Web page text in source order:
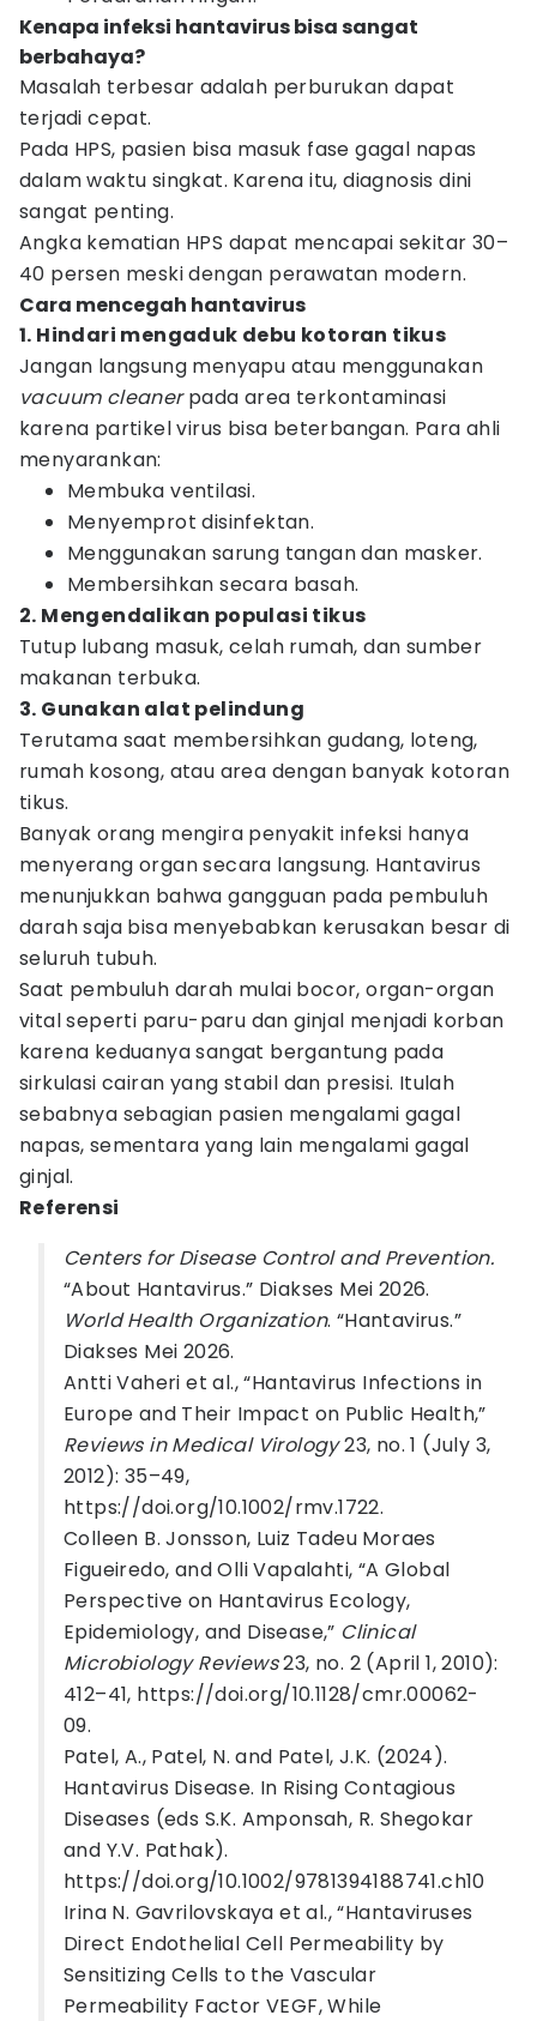
Kenapa infeksi hantavirus bisa sangat
berbahaya?
Masalah terbesar adalah perburukan dapat
terjadi cepat.
Pada HPS, pasien bisa masuk fase gagal napas
dalam waktu singkat. Karena itu, diagnosis dini
sangat penting.
Angka kematian HPS dapat mencapai sekitar 30–
40 persen meski dengan perawatan modern.
Cara mencegah hantavirus
1. Hindari mengaduk debu kotoran tikus
Jangan langsung menyapu atau menggunakan
vacuum cleanerpada area terkontaminasi
karena partikel virus bisa beterbangan. Para ahli
menyarankan:
Membuka ventilasi.
Menyemprot disinfektan.
Menggunakan sarung tangan dan masker.
Membersihkan secara basah.
2. Mengendalikan populasi tikus
Tutup lubang masuk, celah rumah, dan sumber
makanan terbuka.
3. Gunakan alat pelindung
Terutama saat membersihkan gudang, loteng,
rumah kosong, atau area dengan banyak kotoran
tikus.
Banyak orang mengira penyakit infeksi hanya
menyerang organ secara langsung. Hantavirus
menunjukkan bahwa gangguan pada pembuluh
darah saja bisa menyebabkan kerusakan besar di
seluruh tubuh.
Saat pembuluh darah mulai bocor, organ-organ
vital seperti paru-paru dan ginjal menjadi korban
karena keduanya sangat bergantung pada
sirkulasi cairan yang stabil dan presisi. Itulah
sebabnya sebagian pasien mengalami gagal
napas, sementara yang lain mengalami gagal
ginjal.
Referensi
Centers for Disease Control and Prevention.
“About Hantavirus.” Diakses Mei 2026.
World Health Organization. “Hantavirus.”
Diakses Mei 2026.
Antti Vaheri et al., “Hantavirus Infections in
Europe and Their Impact on Public Health,”
Reviews in Medical Virology23, no. 1 (July 3,
2012): 35–49,
https://doi.org/10.1002/rmv.1722.
Colleen B. Jonsson, Luiz Tadeu Moraes
Figueiredo, and Olli Vapalahti, “A Global
Perspective on Hantavirus Ecology,
Epidemiology, and Disease,” Clinical
Microbiology Reviews23, no. 2 (April 1, 2010):
412–41, https://doi.org/10.1128/cmr.00062-
09.
Patel, A., Patel, N. and Patel, J.K. (2024).
Hantavirus Disease. In Rising Contagious
Diseases (eds S.K. Amponsah, R. Shegokar
and Y.V. Pathak).
https://doi.org/10.1002/9781394188741.ch10
Irina N. Gavrilovskaya et al., “Hantaviruses
Direct Endothelial Cell Permeability by
Sensitizing Cells to the Vascular
Permeability Factor VEGF, While